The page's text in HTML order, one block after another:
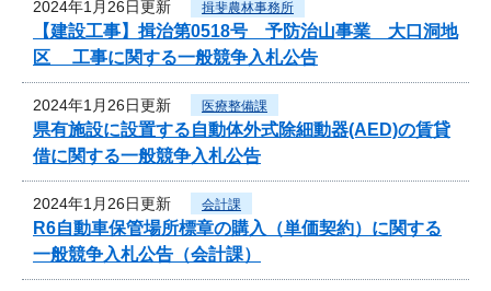
2024年1月26日更新 揖斐農林事務所
【建設工事】揖治第0518号 予防治山事業 大口洞地
区 工事に関する一般競争入札公告
2024年1月26日更新 医療整備課
県有施設に設置する自動体外式除細動器(AED)の賃貸
借に関する一般競争入札公告
2024年1月26日更新 会計課
R6自動車保管場所標章の購入（単価契約）に関する
一般競争入札公告（会計課）